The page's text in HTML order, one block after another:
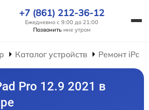
+7 (861) 212-36-12
Ежедневно с 9:00 до 21:00
Позвонить мне утром
Каталог устройств Ремонт iPad
Pro 12.9 2021 в